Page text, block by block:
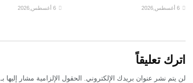
اترك تعليقاً
لن يتم نشر عنوان بريدك الإلكتروني. الحقول الإلزامية مشار إليها بـ